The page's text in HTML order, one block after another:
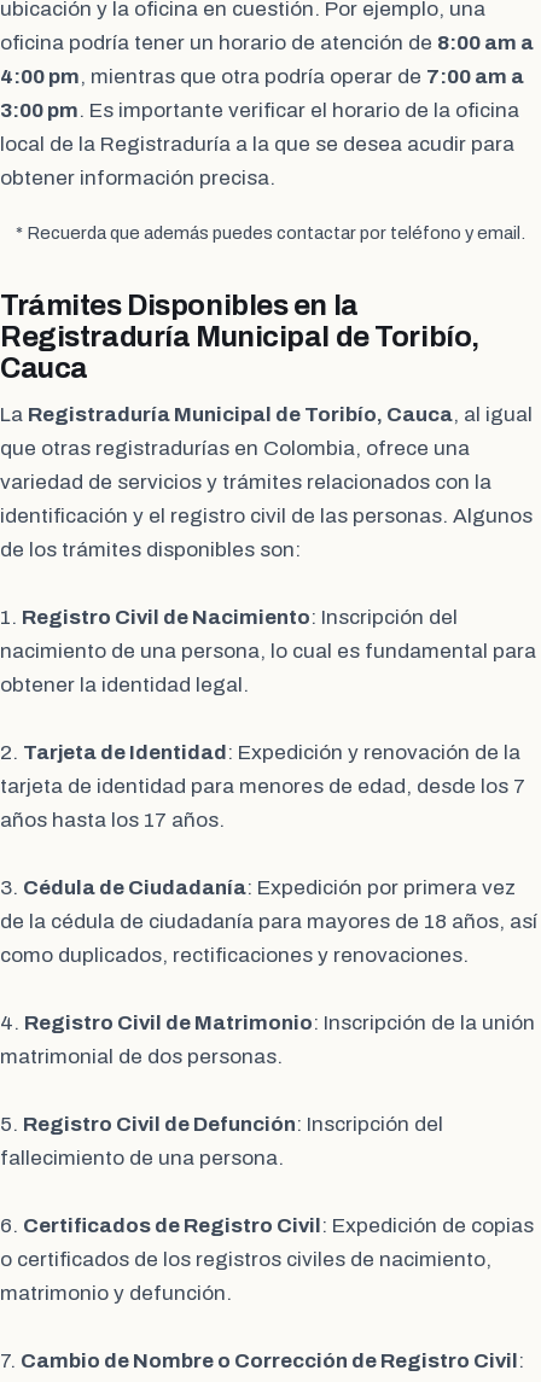
ubicación y la oficina en cuestión. Por ejemplo, una
oficina podría tener un horario de atención de 8:00 am a
4:00 pm, mientras que otra podría operar de 7:00 am a
3:00 pm. Es importante verificar el horario de la oficina
local de la Registraduría a la que se desea acudir para
obtener información precisa.
* Recuerda que además puedes contactar por teléfono y email.
Trámites Disponibles en la
Registraduría Municipal de Toribío,
Cauca
La Registraduría Municipal de Toribío, Cauca, al igual
que otras registradurías en Colombia, ofrece una
variedad de servicios y trámites relacionados con la
identificación y el registro civil de las personas. Algunos
de los trámites disponibles son:
1. Registro Civil de Nacimiento: Inscripción del
nacimiento de una persona, lo cual es fundamental para
obtener la identidad legal.
2. Tarjeta de Identidad : Expedición y renovación de la
tarjeta de identidad para menores de edad, desde los 7
años hasta los 17 años.
3. Cédula de Ciudadanía: Expedición por primera vez
de la cédula de ciudadanía para mayores de 18 años, así
como duplicados, rectificaciones y renovaciones.
4. Registro Civil de Matrimonio: Inscripción de la unión
matrimonial de dos personas.
5. Registro Civil de Defunción: Inscripción del
fallecimiento de una persona.
6. Certificados de Registro Civil : Expedición de copias
o certificados de los registros civiles de nacimiento,
matrimonio y defunción.
7. Cambio de Nombre o Corrección de Registro Civil :